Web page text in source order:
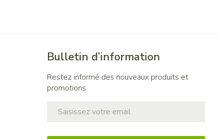
Bulletin d’information
Restez informé des nouveaux produits et
promotions